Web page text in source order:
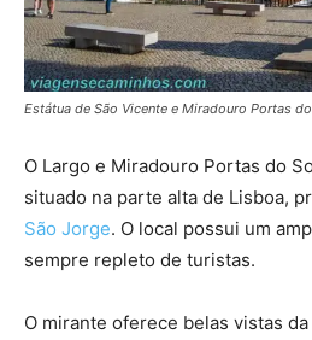
Estátua de São Vicente e Miradouro Portas
O Largo e Miradouro Portas do
situado na parte alta de Lisboa,
São Jorge. O local possui um
sempre repleto de turistas.
O mirante oferece belas vistas